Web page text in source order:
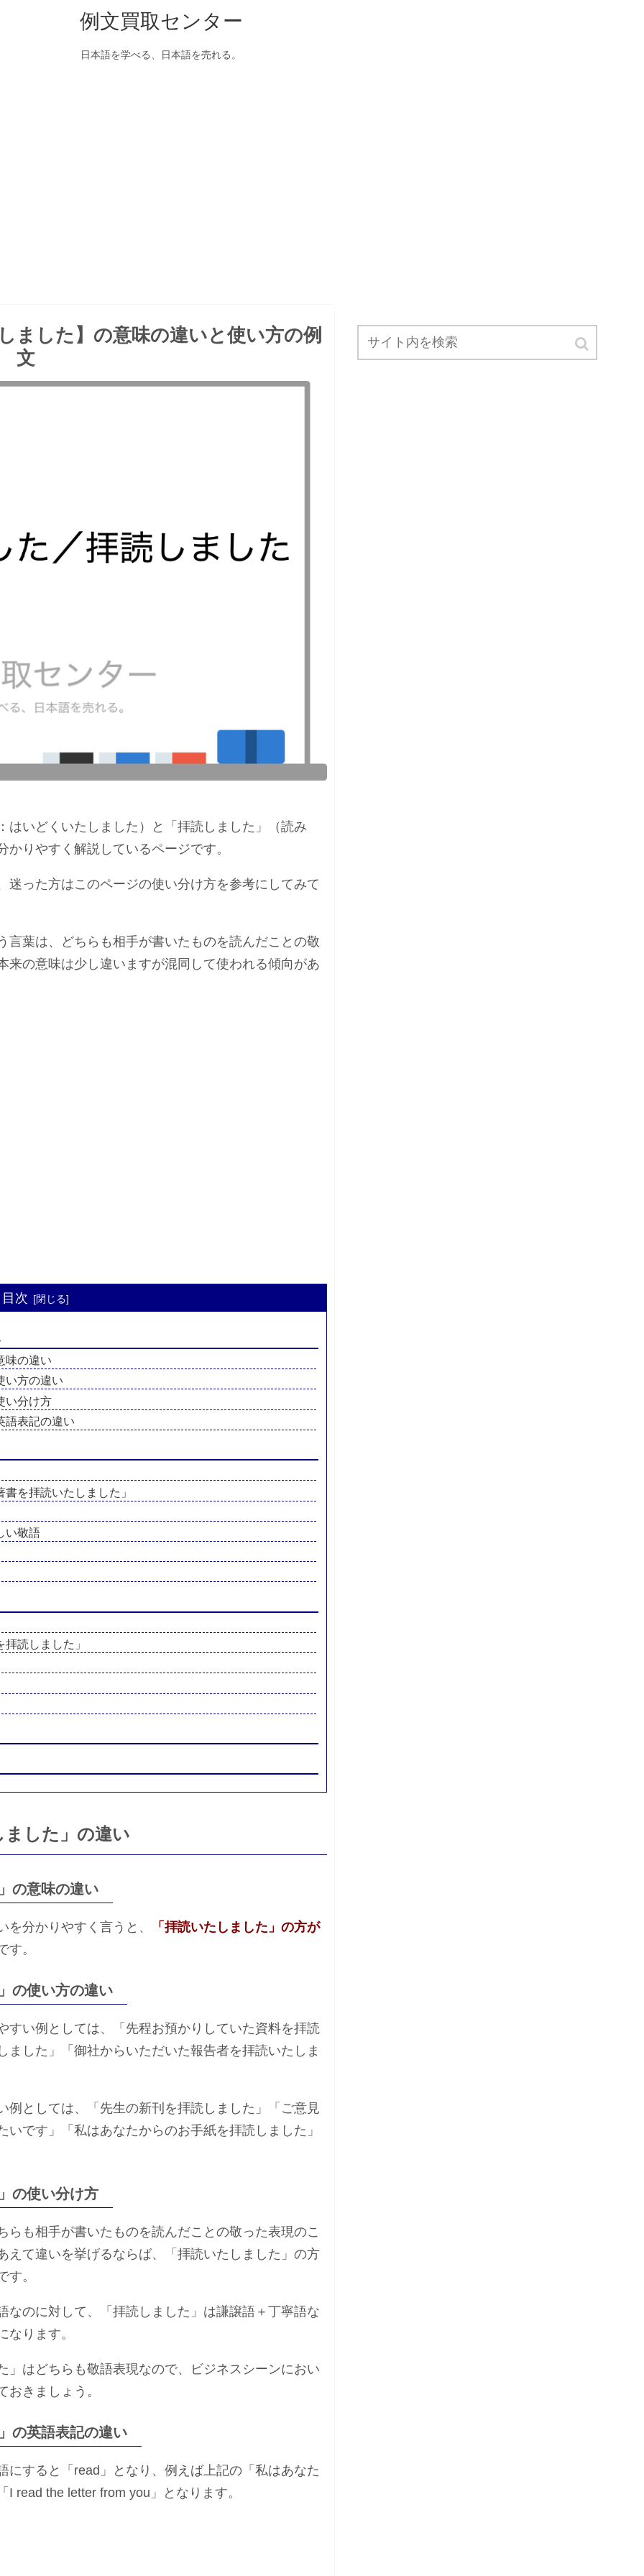
例文買取センター
日本語を学べる、日本語を売れる。
ました】の意味の違いと使い方の例
文
いどくいたしました）と「拝読しました」（読み
りやすく解説しているページです。
った方はこのページの使い分け方を参考にしてみて
葉は、どちらも相手が書いたものを読んだことの敬
の意味は少し違いますが混同して使われる傾向があ
目次
味の違い
い方の違い
い分け方
語表記の違い
を拝読いたしました」
い敬語
読しました」
した」の違い
の意味の違い
分かりやすく言うと、
「拝読いたしました」の方が
す。
の使い方の違い
すい例としては、「先程お預かりしていた資料を拝読
した」「御社からいただいた報告者を拝読いたしま
としては、「先生の新刊を拝読しました」「ご意見
です」「私はあなたからのお手紙を拝読しました」
の使い分け方
も相手が書いたものを読んだことの敬った表現のこ
えて違いを挙げるならば、「拝読いたしました」の方
。
のに対して、「拝読しました」は謙譲語＋丁寧語な
ります。
はどちらも敬語表現なので、ビジネスシーンにおい
きましょう。
の英語表記の違い
すると「read」となり、例えば上記の「私はあなた
read the letter from you」となります。